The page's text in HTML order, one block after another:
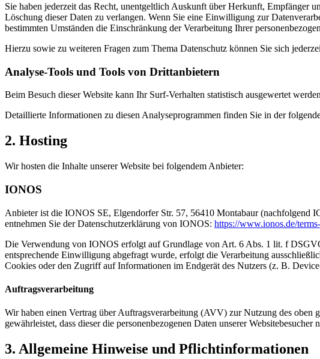
Sie haben jederzeit das Recht, unentgeltlich Auskunft über Herkunft, Empfänger
Löschung dieser Daten zu verlangen. Wenn Sie eine Einwilligung zur
bestimmten Umständen die Einschränkung der Verarbeitung Ihrer
Hierzu sowie zu weiteren Fragen zum Thema Datenschutz können Sie sich
Analyse-Tools und Tools von Dritt­anbietern
Beim Besuch dieser Website kann Ihr Surf-Verhalten statistisch ausgewertet
Detaillierte Informationen zu diesen Analyseprogrammen finden Sie in der
2. Hosting
Wir hosten die Inhalte unserer Website bei folgendem Anbieter:
IONOS
Anbieter ist die IONOS SE, Elgendorfer Str. 57, 56410 Montabaur (nachfolgend
entnehmen Sie der Datenschutzerklärung von IONOS: https://www.ionos.de/
Die Verwendung von IONOS erfolgt auf Grundlage von Art. 6 Abs. 1 lit. f
entsprechende Einwilligung abgefragt wurde, erfolgt die Verarbeitung
Cookies oder den Zugriff auf Informationen im Endgerät des Nutzers (z. B.
Auftragsverarbeitung
Wir haben einen Vertrag über Auftragsverarbeitung (AVV) zur Nutzung des oben
gewährleistet, dass dieser die personenbezogenen Daten unserer
3. Allgemeine Hinweise und Pflicht­informationen